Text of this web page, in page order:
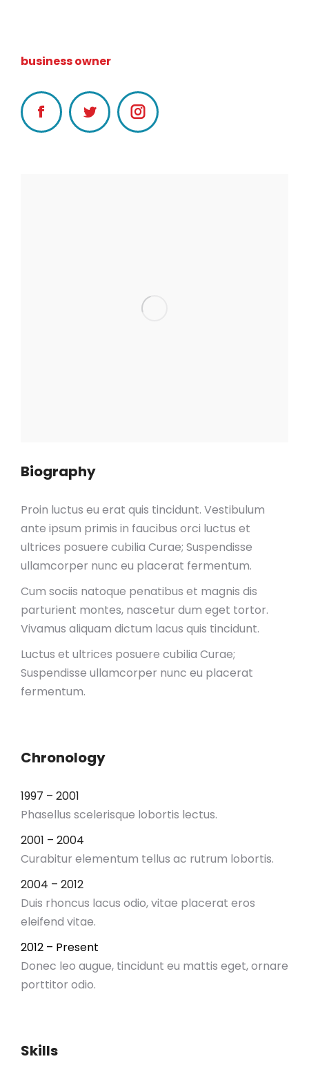
business owner
FacebookTwitterInstagram
Biography
Proin luctus eu erat quis tincidunt. Vestibulum
ante ipsum primis in faucibus orci luctus et
ultrices posuere cubilia Curae; Suspendisse
ullamcorper nunc eu placerat fermentum.
Cum sociis natoque penatibus et magnis dis
parturient montes, nascetur dum eget tortor.
Vivamus aliquam dictum lacus quis tincidunt.
Luctus et ultrices posuere cubilia Curae;
Suspendisse ullamcorper nunc eu placerat
fermentum.
Chronology
1997 – 2001
Phasellus scelerisque lobortis lectus.
2001 – 2004
Curabitur elementum tellus ac rutrum lobortis.
2004 – 2012
Duis rhoncus lacus odio, vitae placerat eros
eleifend vitae.
2012 – Present
Donec leo augue, tincidunt eu mattis eget, ornare
porttitor odio.
Skills